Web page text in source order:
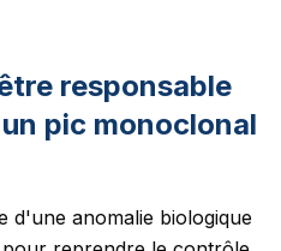
responsable
pic monoclonal
d'une anomalie biologique